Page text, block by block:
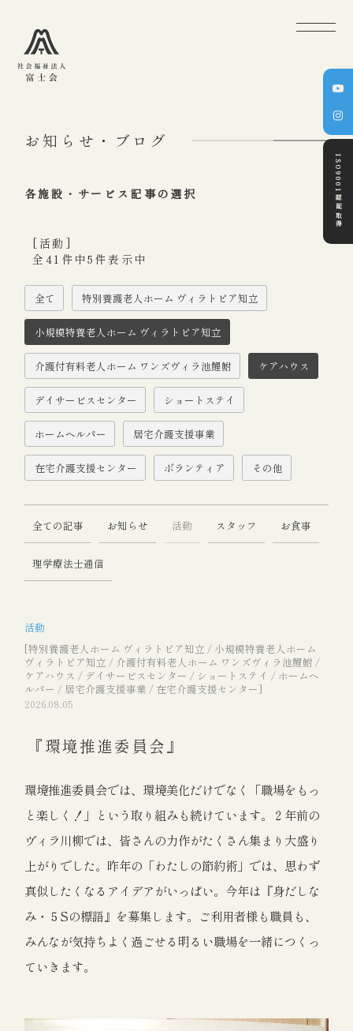
ISO9001認証取得
お知らせ・ブログ
各施設・サービス記事の選択
全て 特別養護老人ホーム ヴィラトピア知立
小規模特養老人ホーム ヴィラトピア知立
介護付有料老人ホーム ワンズヴィラ池鯉鮒 ケアハウス
デイサービスセンター ショートステイ
ホームヘルパー 居宅介護支援事業
在宅介護支援センター ボランティア その他
[活動]
全41件中5件表示中
全ての記事 お知らせ 活動 スタッフ お食事
理学療法士通信
活動
[特別養護老人ホーム ヴィラトピア知立 / 小規模特養老人ホーム
ヴィラトピア知立 / 介護付有料老人ホーム ワンズヴィラ池鯉鮒 /
ケアハウス / デイサービスセンター / ショートステイ / ホームヘ
ルパー / 居宅介護支援事業 / 在宅介護支援センター]
2026.08.05
『環境推進委員会』
環境推進委員会では、環境美化だけでなく「職場をもっ
と楽しく！」という取り組みも続けています。２年前の
ヴィラ川柳では、皆さんの力作がたくさん集まり大盛り
上がりでした。昨年の「わたしの節約術」では、思わず
真似したくなるアイデアがいっぱい。今年は『身だしな
み・５Sの標語』を募集します。ご利用者様も職員も、
みんなが気持ちよく過ごせる明るい職場を一緒につくっ
ていきます。